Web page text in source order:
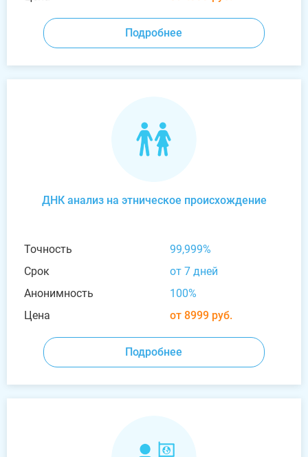
Подробнее
ДНК анализ на этническое происхождение
Точность
99,999%
Срок
от 7 дней
Анонимность
100%
Цена
от 8999 руб.
Подробнее